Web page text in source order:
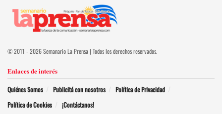
© 2011 - 2026 Semanario La Prensa | Todos los derechos reservados.
Enlaces de interés
Quiénes Somos Publicitá con nosotros
Política de Privacidad
Política de Cookies
¡Contáctanos!